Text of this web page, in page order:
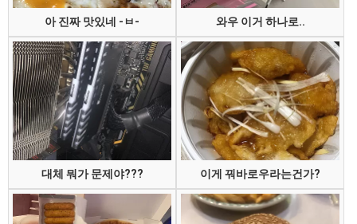
아 진짜 맛있네 -ㅂ- 와우 이거 하나로..
대체 뭐가 문제야??? 이게 꿔바로우라는건가?